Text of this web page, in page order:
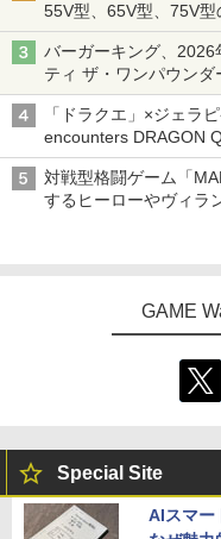
55V型、65V型、75V
バーガーキング、2026
ティ ザ・ワンパウン
「特製ガーリックマヨ
「ドラクエ」×ジェラ
encounters DRAGON
アイスカップに入った
オリジナルアートで登
対戦型格闘ゲーム「
するヒーローやヴィラ
GAME
Special Site
AIスマー